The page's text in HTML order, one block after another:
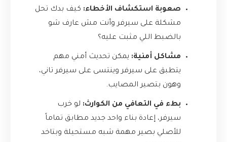
صعوبة استكشاف الأخطاء: كيف بدك تحل
مشكلة على سيرفر وأنت مش عارف شو
بالضبط اللي مثبت عليه؟
مشاكل أمنية: يمكن تحديث أمني مهم
يتطبق على سيرفر وينتسى على سيرفر تاني،
وهون بتصير المصايب.
بطء في التعافي من الكوارث: لو خرب
سيرفر، إعادة بناء واحد جديد مطابق تماماً
للأصلي بصير مهمة شبه مستحيلة وبتاخد